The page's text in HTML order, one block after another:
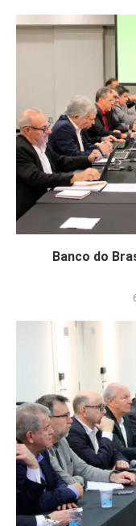
Banco do